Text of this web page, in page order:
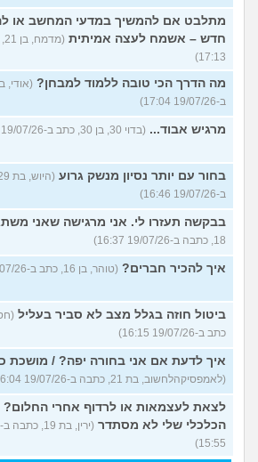
מתלבט אם להמשיך במדעי המחשב או
חדש – אשמח לעצה אמיתית
17:13)
מה הדרך הכי טובה ללמוד למבחן?
ב-19/07/26 17:04)
מרגיש אבוד... (בדוי 30, בן 30, כתב ב-19/07/26 16:55)
בחור עם יותר נסיון מנשק גרוע
ב-19/07/26 16:46)
בבקשה תעזרו לי. אני מרגישה שאני
18, כתבה ב-19/07/26 16:37)
איך להכיר חברים? (טוהר, בן 16, כתב ב-19/07/26 16:26)
ביטול חוזה בגלל מצב לא סביר בעליל
כתב ב-19/07/26 16:15)
איך לדעת אם אני בחורה יפה? / מושכת
(לאמפסיקהלחשוב, בת 21, כתבה ב-19/07/26 16:04)
לצאת לעצמאות או לרדוף אחרי החלום?
הכלכלי שלי לא מסתדר
15:55)